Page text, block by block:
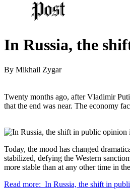
In Russia, the
By Mikhail Zygar
Twenty months ago, after Vladimir
that the end was near. The economy
Today, the mood has changed
stabilized, defying the Western
more stable than at any other time in
Read more: In Russia, the shift in